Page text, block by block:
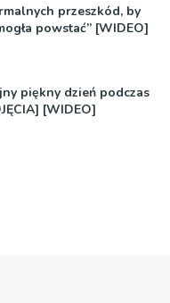
przeszkód, by
powstać” [WIDEO]
piękny dzień podczas
[WIDEO]